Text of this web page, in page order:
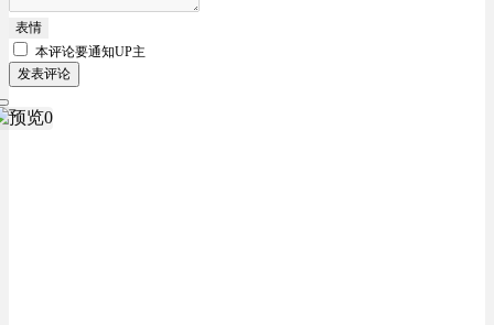
表情
本评论要通知UP主
发表评论